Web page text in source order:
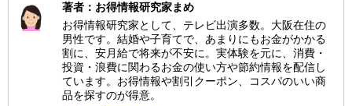
著者：お得情報研究家まめ
お得情報研究家として、テレビ出演多数。大阪在住の
男性です。結婚や子育てで、あまりにもお金がかかる
割に、安月給で将来が不安に。実体験を元に、消費・
投資・浪費に関わるお金の使い方や節約情報を配信し
ています。お得情報や割引クーポン、コスパのいい商
品を探すのが得意。